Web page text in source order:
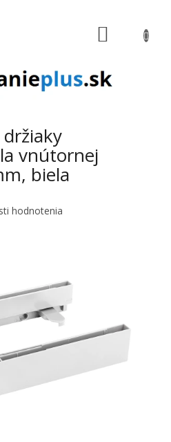
vnútornej
biela
je 0,0 z 5 hviezdičiek.
hodnotenia